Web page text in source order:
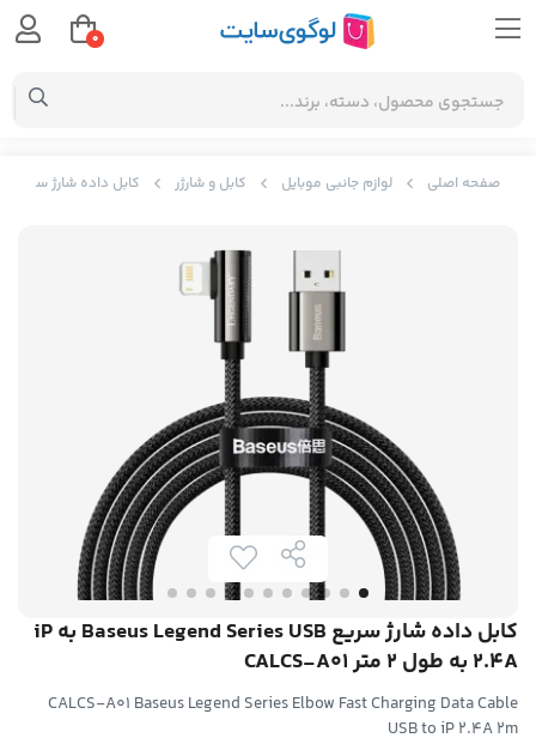
صفحه اصلی لوازم جانبی موبایل کابل و شارژر کابل داده شارژ سریع Baseus Legend Series USB به iP 2.4A به طول 2 متر CALCS-A01
کابل داده شارژ سریع Baseus Legend Series USB به iP
2.4A به طول 2 متر CALCS-A01
CALCS-A01 Baseus Legend Series Elbow Fast Charging Data Cable
USB to iP 2.4A 2m
0